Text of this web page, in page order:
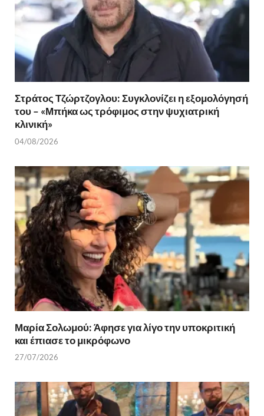
Στράτος Τζώρτζογλου: Συγκλονίζει η εξομολόγησή
του – «Μπήκα ως τρόφιμος στην ψυχιατρική
κλινική»
04/08/2026
Μαρία Σολωμού: Άφησε για λίγο την υποκριτική
και έπιασε το μικρόφωνο
27/07/2026